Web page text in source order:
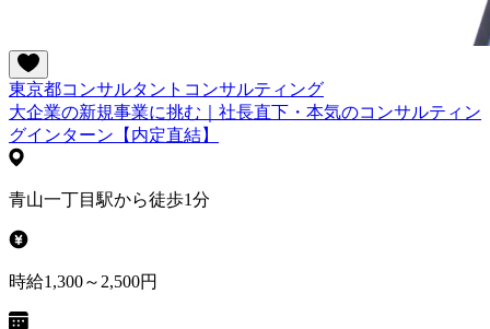
東京都コンサルタント コンサルティング
大企業の新規事業に挑む｜社長直下・本気のコンサルティン
グインターン【内定直結】
青山一丁目駅から徒歩1分
時給1,300～2,500円